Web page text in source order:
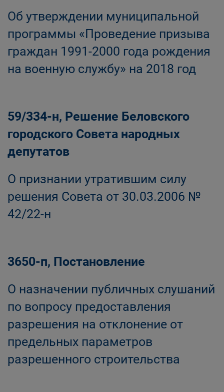
Об утверждении муниципальной
программы «Проведение призыва
граждан 1991-2000 года рождения
на военную службу» на 2018 год
59/334-н, Решение Беловского
городского Совета народных
депутатов
О признании утратившим силу
решения Совета от 30.03.2006 №
42/22-н
3650-п, Постановление
О назначении публичных слушаний
по вопросу предоставления
разрешения на отклонение от
предельных параметров
разрешенного строительства